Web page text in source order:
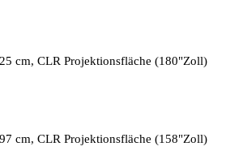
cm, CLR Projektionsfläche (180"Zoll)
cm, CLR Projektionsfläche (158"Zoll)